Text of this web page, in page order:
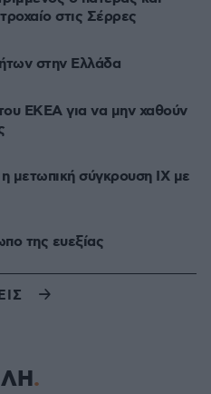
στις Σέρρες
στην Ελλάδα
ΕΚΕΑ για να μην χαθούν
μετωπική σύγκρουση ΙΧ με
της ευεξίας